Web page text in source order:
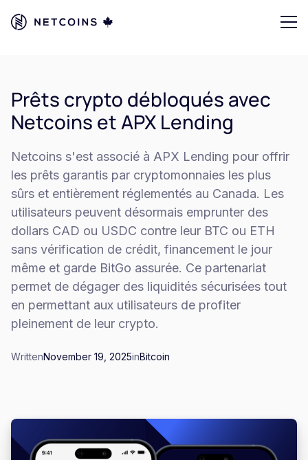
Prêts crypto débloqués avec
Netcoins et APX Lending
Netcoins s'est associé à APX Lending pour offrir
les prêts garantis par cryptomonnaies les plus
sûrs et entièrement réglementés au Canada. Les
utilisateurs peuvent désormais emprunter des
dollars CAD ou USDC contre leur BTC ou ETH
sans vérification de crédit, financement le jour
même et garde BitGo assurée. Ce partenariat
permet de dégager des liquidités sécurisées tout
en permettant aux utilisateurs de profiter
pleinement de leur crypto.
WrittenNovember 19, 2025inBitcoin